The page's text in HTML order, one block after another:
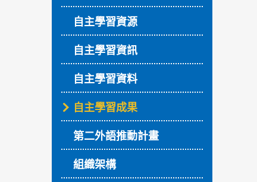
自主學習資源
自主學習資訊
自主學習資料
自主學習成果
第二外語推動計畫
組織架構